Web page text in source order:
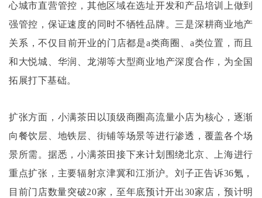
心城市直营管控，其他区域在选址开发和产品培训上做到
强管控，保证速度的同时不牺牲品牌。三是深耕商业地产
关系，不仅目前开业的门店都是a类商圈、a类位置，而且
和大悦城、华润、龙湖等大型商业地产深度合作，为全国
拓展打下基础。
扩张方面，小满茶田以顶级商圈高流量小店为核心，逐渐
向餐饮层、地铁层、街铺等场景等进行渗透，覆盖各个场
景所需。据悉，小满茶田接下来计划围绕北京、上海进行
重点扩张，主要辐射京津冀和江浙沪。刘子正告诉36氪，
目前门店数量突破20家，至年底预计开出30家店，预计明